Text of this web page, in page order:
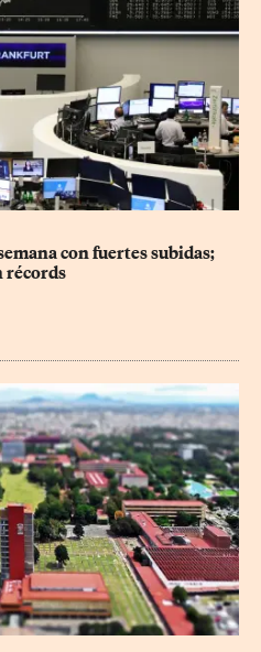
con fuertes subidas;
récords